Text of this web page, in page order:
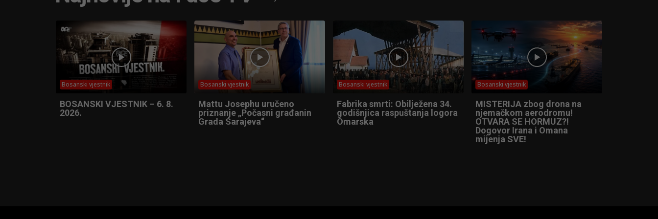
Bosanski vjestnik
BOSANSKI VJESTNIK – 6. 8.
2026.
Bosanski vjestnik
Mattu Josephu uručeno
priznanje „Počasni građanin
Grada Sarajeva“
Bosanski vjestnik
Fabrika smrti: Obilježena 34.
godišnjica raspuštanja logora
Omarska
Bosanski vjestnik
MISTERIJA zbog drona na
njemačkom aerodromu!
OTVARA SE HORMUZ?!
Dogovor Irana i Omana
mijenja SVE!